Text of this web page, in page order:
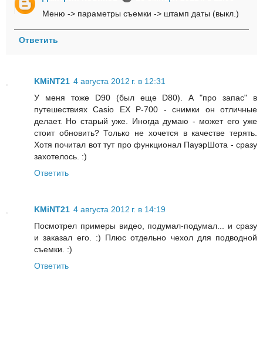
Меню -> параметры съемки -> штамп даты (выкл.)
Ответить
KMiNT21 4 августа 2012 г. в 12:31
У меня тоже D90 (был еще D80). А "про запас" в
путешествиях Casio EX P-700 - снимки он отличные
делает. Но старый уже. Иногда думаю - может его уже
стоит обновить? Только не хочется в качестве терять.
Хотя почитал вот тут про функционал ПауэрШота - сразу
захотелось. :)
Ответить
KMiNT21 4 августа 2012 г. в 14:19
Посмотрел примеры видео, подумал-подумал... и сразу
и заказал его. :) Плюс отдельно чехол для подводной
съемки. :)
Ответить